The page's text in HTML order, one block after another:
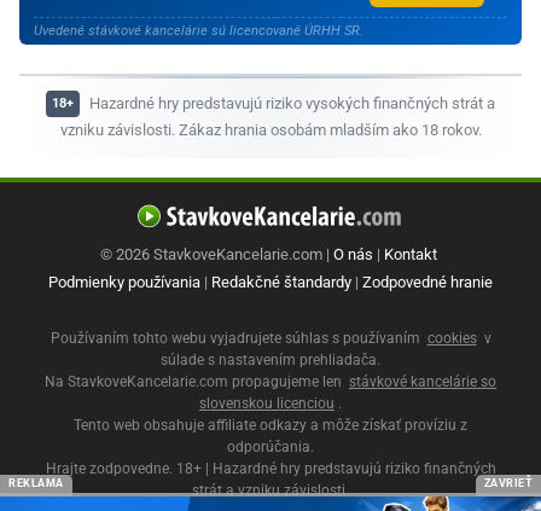
Uvedené stávkové kancelárie sú licencované ÚRHH SR.
Hazardné hry predstavujú riziko vysokých finančných strát a
vzniku závislosti. Zákaz hrania osobám mladším ako 18 rokov.
© 2026 StavkoveKancelarie.com | O nás | Kontakt
Podmienky používania | Redakčné štandardy | Zodpovedné hranie
Používaním tohto webu vyjadrujete súhlas s používaním cookies v
súlade s nastavením prehliadača.
Na StavkoveKancelarie.com propagujeme len stávkové kancelárie so
slovenskou licenciou .
Tento web obsahuje affiliate odkazy a môže získať províziu z
odporúčania.
Hrajte zodpovedne. 18+ | Hazardné hry predstavujú riziko finančných
strát a vzniku závislosti.
REKLAMA ZAVRIEŤ